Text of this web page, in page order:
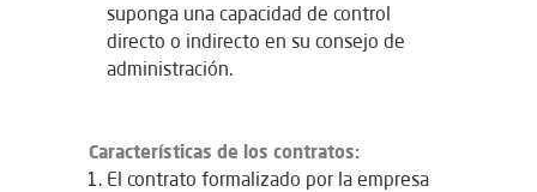
suponga una capacidad de control
directo o indirecto en su consejo de
administración.
Características de los contratos:
El contrato formalizado por la empresa